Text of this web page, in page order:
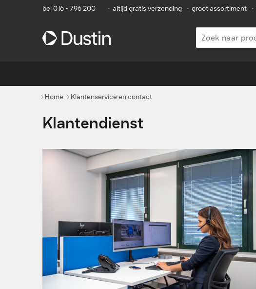
bel 016 - 796 200 • altijd gratis verzending • groot assortiment •
Home Klantenservice en contact
Klantendienst